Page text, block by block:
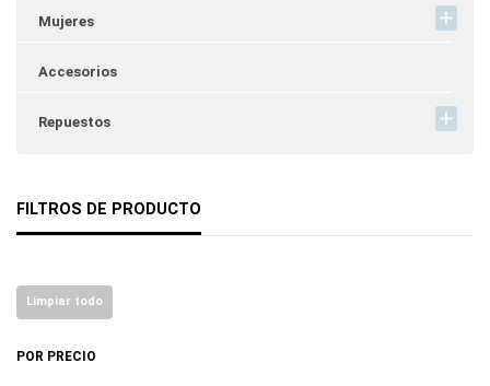
Mujeres
Accesorios
Repuestos
FILTROS DE PRODUCTO
Limpiar todo
POR PRECIO